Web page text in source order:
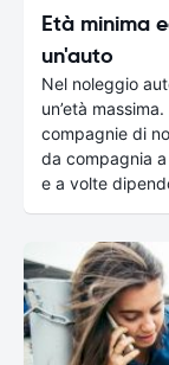
Età minima
un'auto
Nel noleggio
un’età
compagnie di
da compagnia
e a volte